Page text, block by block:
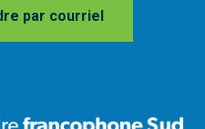
par courriel